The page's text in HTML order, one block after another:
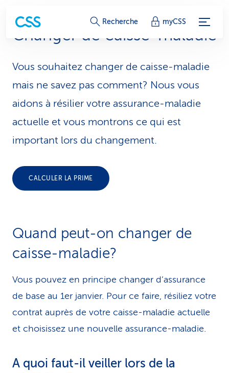
L
i
e
n
s
d
e
s
e
e
Recherche myCSS
Changer de caisse-maladie
Vous souhaitez changer de caisse-maladie
mais ne savez pas comment? Nous vous
aidons à résilier votre assurance-maladie
actuelle et vous montrons ce qui est
important lors du changement.
CALCULER LA PRIME
Quand peut-on changer de
caisse-maladie?
Vous pouvez en principe changer d’assurance
de base au 1er janvier. Pour ce faire, résiliez votre
contrat auprès de votre caisse-maladie actuelle
et choisissez une nouvelle assurance-maladie.
A quoi faut-il veiller lors de la